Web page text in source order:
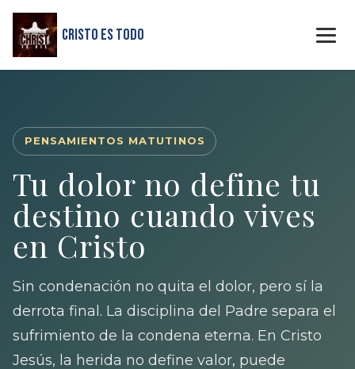
Cristo Es Todo
PENSAMIENTOS MATUTINOS
Tu dolor no define tu
destino cuando vives
en Cristo
Sin condenación no quita el dolor, pero sí la
derrota final. La disciplina del Padre separa el
sufrimiento de la condena eterna. En Cristo
Jesús, la herida no define valor, puede